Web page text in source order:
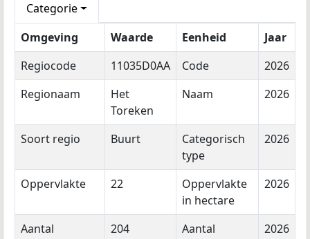
Categorie
Omgeving
Waarde Eenheid
Jaar
Regiocode
11035D0AA Code
2026
Regionaam
Het
Toreken
Naam 2026
Soort regio Buurt
Categorisch
type
2026
Oppervlakte 22
Oppervlakte
in hectare
2026
Aantal
204 Aantal 2026